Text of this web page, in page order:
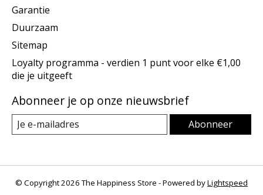
Garantie
Duurzaam
Sitemap
Loyalty programma - verdien 1 punt voor elke €1,00
die je uitgeeft
Abonneer je op onze nieuwsbrief
Abonneer
© Copyright 2026 The Happiness Store - Powered byLightspeed